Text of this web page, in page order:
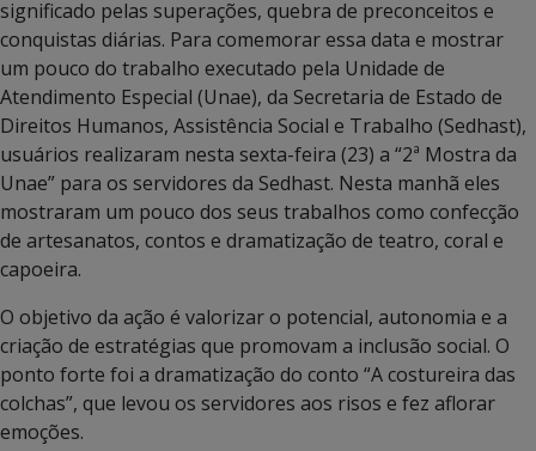
significado pelas superações, quebra de preconceitos e
conquistas diárias. Para comemorar essa data e mostrar
um pouco do trabalho executado pela Unidade de
Atendimento Especial (Unae), da Secretaria de Estado de
Direitos Humanos, Assistência Social e Trabalho (Sedhast),
usuários realizaram nesta sexta-feira (23) a “2ª Mostra da
Unae” para os servidores da Sedhast. Nesta manhã eles
mostraram um pouco dos seus trabalhos como confecção
de artesanatos, contos e dramatização de teatro, coral e
capoeira.
O objetivo da ação é valorizar o potencial, autonomia e a
criação de estratégias que promovam a inclusão social. O
ponto forte foi a dramatização do conto “A costureira das
colchas”, que levou os servidores aos risos e fez aflorar
emoções.